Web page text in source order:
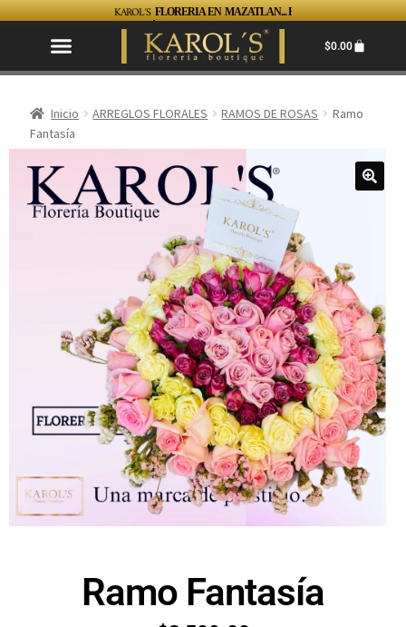
KAROL´S FLORERIA EN MAZATLAN... FACIL, RAPIDO Y SEGUR0 TEL. 6699820748
$0.00
Inicio ARREGLOS FLORALES RAMOS DE ROSAS
Ramo
Fantasía
Ramo Fantasía